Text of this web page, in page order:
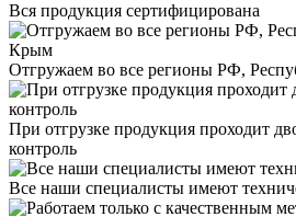
Вся продукция сертифицирована
Отгружаем во все регионы РФ,
При отгрузке продукция проходит
контроль
Все наши специалисты имеют